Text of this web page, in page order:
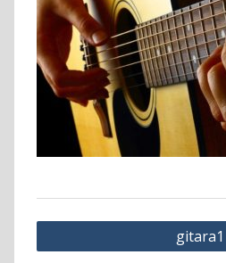
Nawigacja
wpisu
gitara1